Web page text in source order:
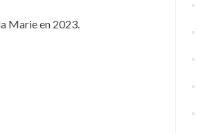
Marie en 2023.